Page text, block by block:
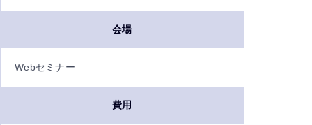
会場
Webセミナー
費用